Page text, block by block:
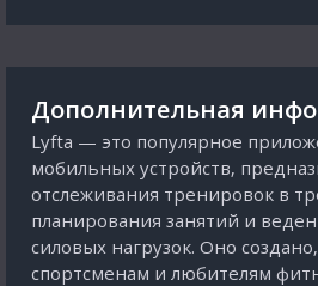
Дополнительная
Lyfta — это популярное
мобильных устройств,
отслеживания тренировок в
планирования занятий и
силовых нагрузок. Оно
спортсменам и любителям